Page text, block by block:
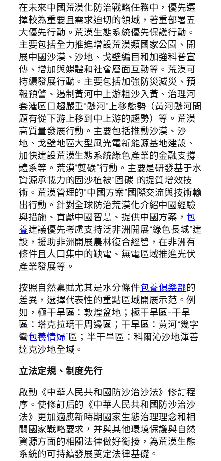
在未來中國荒漠化防治戰略任務中，優先選
擇較為重要且需求迫切的領域，著重部署五
大優先行動。荒漠生態系統優先保護行動。
主要包括全力推進增設荒漠類國家公園、開
展中國沙漠、沙地、戈壁編目和加強科普宣
傳、增加與媒體和社會層面互動等。荒漠可
持續發展行動。主要包括加強防災減災、預
報預警、遏制黃河中上游粗沙入黃、治理河
套灌區日趨嚴重“懸河”上移態勢（黃河懸河問
題有從下游上移到中上游的趨勢）等。荒漠
高質量發展行動。主要包括推動沙漠、沙
地、戈壁地區大型風光電新能源基地建設、
加快建設荒漠生態系統綠色產業的金融支撐
體系等。荒漠“雙碳”行動。主要是研發基于水
資源承載力的固沙植被“固碳”的提質增效技
術。荒漠管理的“中國方案”國際交流與技術輸
出行動。針對全球防治荒漠化介紹中國經驗
與措施、貢獻中國智慧、提供中國方案，包
養建議優先考慮支持泛非洲開展“綠色長城”建
設，援助非洲開展農林復合經營，在非洲有
條件且人口集中的缺電、無電區域推進光伏
產業發展等。
按照自然稟賦尤其是水分條件包養俱樂部的
差異，選擇代表性的重點區域開展示范。例
如，極干旱區：敦煌盆地；極干旱區-干旱
區：塔克拉瑪干周邊區；干旱區：黃河“幾字
彎包養情婦”區；半干旱區：科爾沁沙地渾善
達克沙地全域。
立法定規、制度先行
啟動《中華人民共和國防沙治沙法》修訂程
序。使修訂后的《中華人民共和國防沙治沙
法》更加適應新時期國家生態治理理念和相
關國家戰略要求，并與其他環境保護與自然
資源方面的相關法律做好銜接，為荒漠生態
系統的可持續發展奠定法律基礎。